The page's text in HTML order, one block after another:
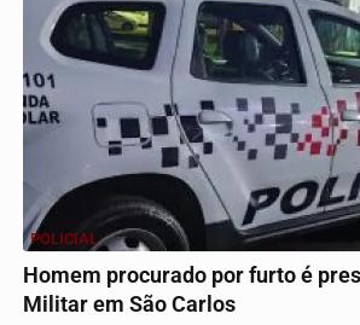
POLICIAL
Homem procurado por furto é
Militar em São Carlos